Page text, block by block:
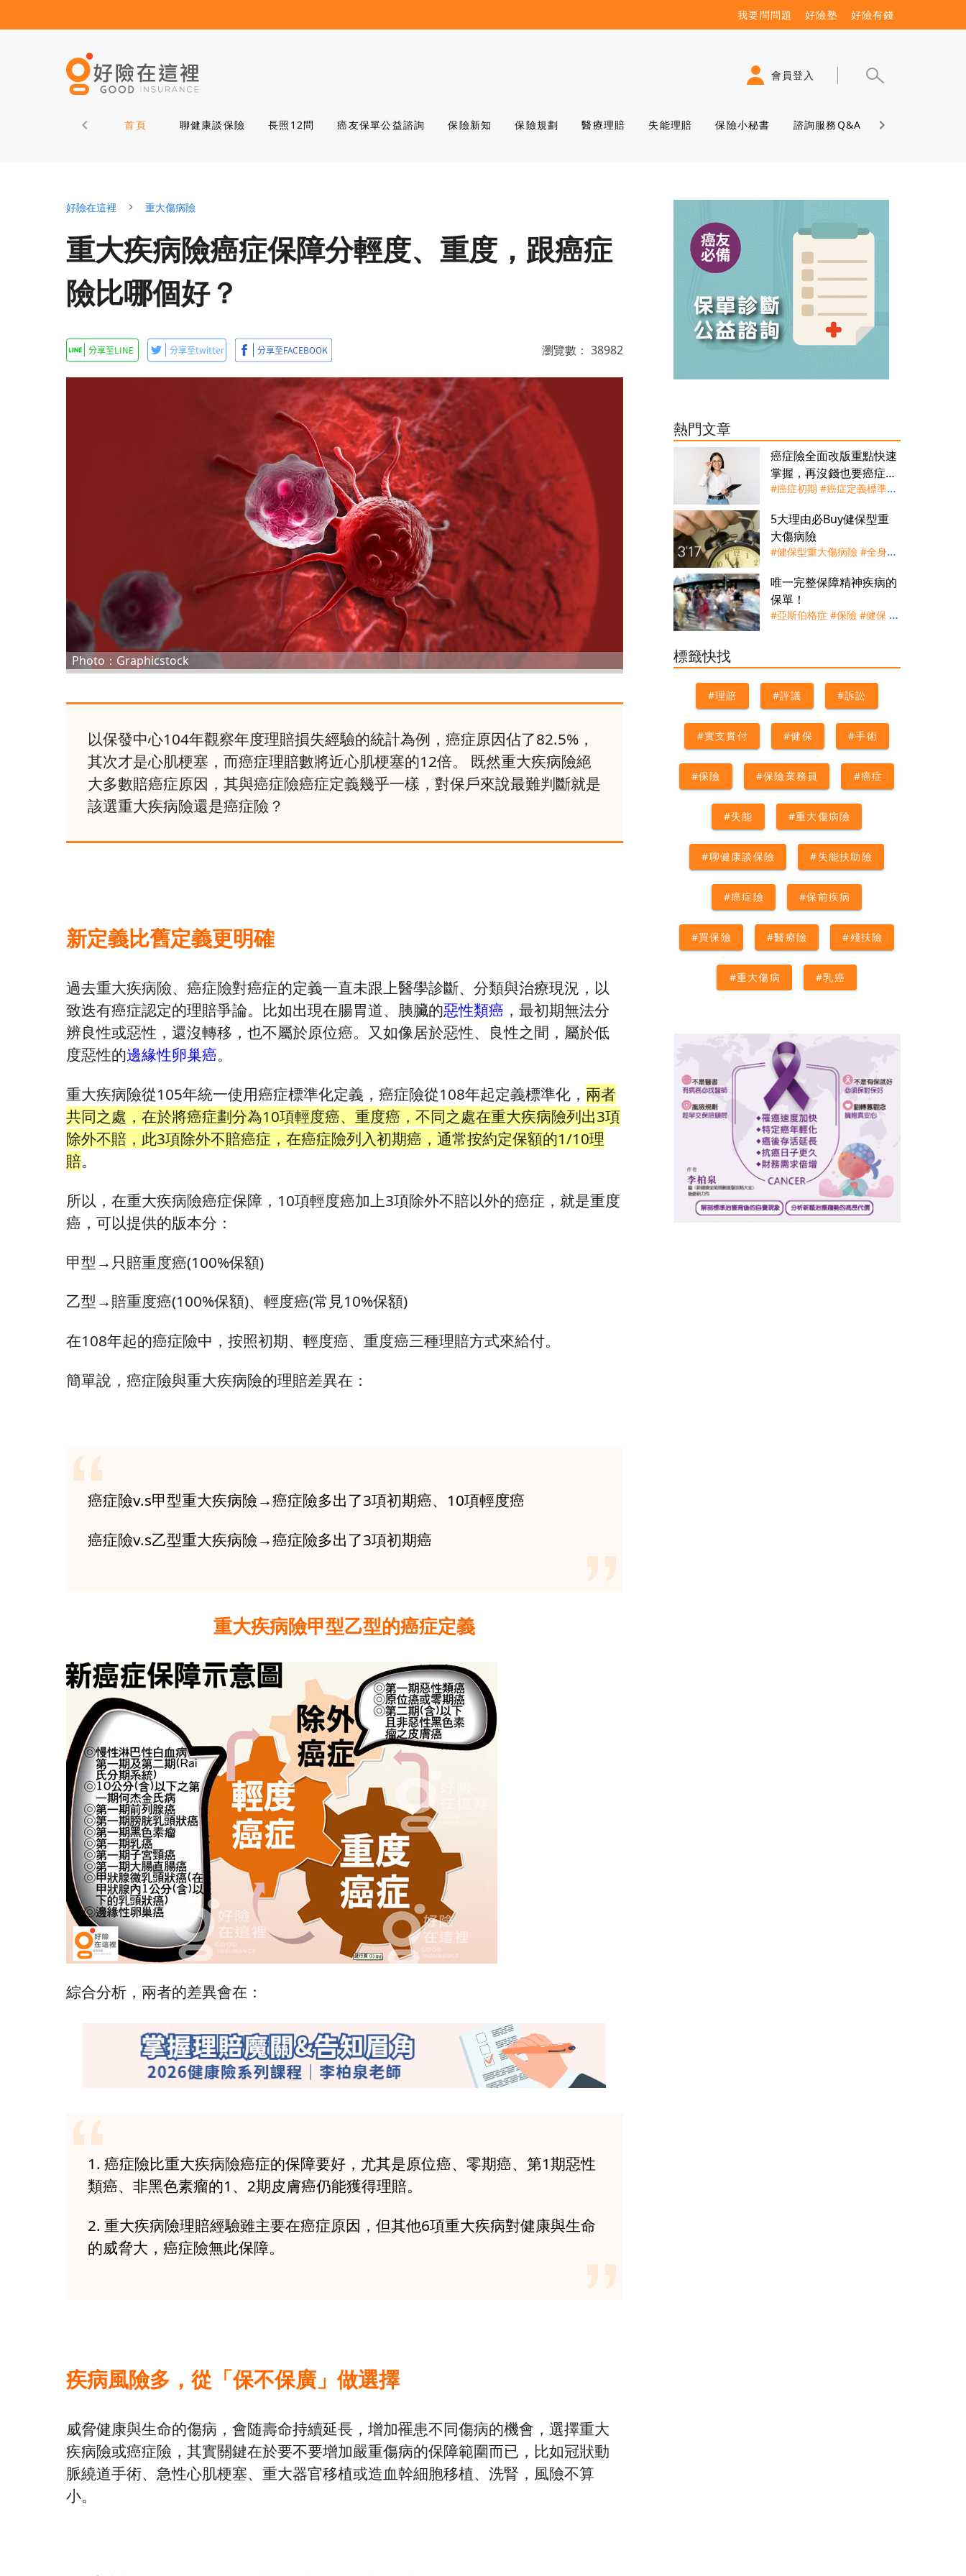
我要問問題 好險塾 好險有錢
會員登入
首頁 聊健康談保險 長照12問 癌友保單公益諮詢 保險新知 保險規劃 醫療理賠 失能理賠 保險小秘書 諮詢服務Q&A 保險學堂
好險在這裡 重大傷病險
重大疾病險癌症保障分輕度、重度，跟癌症
險比哪個好？
瀏覽數： 38982
Photo：Graphicstock
以保發中心104年觀察年度理賠損失經驗的統計為例，癌症原因佔了82.5%，
其次才是心肌梗塞，而癌症理賠數將近心肌梗塞的12倍。 既然重大疾病險絕
大多數賠癌症原因，其與癌症險癌症定義幾乎一樣，對保戶來說最難判斷就是
該選重大疾病險還是癌症險？
新定義比舊定義更明確
過去重大疾病險、癌症險對癌症的定義一直未跟上醫學診斷、分類與治療現況，以
致迭有癌症認定的理賠爭論。比如出現在腸胃道、胰臟的惡性類癌 ，最初期無法分
辨良性或惡性，還沒轉移，也不屬於原位癌。又如像居於惡性、良性之間，屬於低
度惡性的邊緣性卵巢癌。
重大疾病險從105年統一使用癌症標準化定義，癌症險從108年起定義標準化， 兩者
共同之處，在於將癌症劃分為10項輕度癌、重度癌，不同之處在重大疾病險列出3項
除外不賠，此3項除外不賠癌症，在癌症險列入初期癌，通常按約定保額的1/10理
賠。
所以，在重大疾病險癌症保障，10項輕度癌加上3項除外不賠以外的癌症，就是重度
癌，可以提供的版本分：
甲型→只賠重度癌(100%保額)
乙型→賠重度癌(100%保額)、輕度癌(常見10%保額)
在108年起的癌症險中，按照初期、輕度癌、重度癌三種理賠方式來給付。
簡單說，癌症險與重大疾病險的理賠差異在：
癌症險v.s甲型重大疾病險→癌症險多出了3項初期癌、10項輕度癌
癌症險v.s乙型重大疾病險→癌症險多出了3項初期癌
重大疾病險甲型乙型的癌症定義
綜合分析，兩者的差異會在：
1. 癌症險比重大疾病險癌症的保障要好，尤其是原位癌、零期癌、第1期惡性
類癌、非黑色素瘤的1、2期皮膚癌仍能獲得理賠。
2. 重大疾病險理賠經驗雖主要在癌症原因，但其他6項重大疾病對健康與生命
的威脅大，癌症險無此保障。
疾病風險多，從「保不保廣」做選擇
威脅健康與生命的傷病，會随壽命持續延長，增加罹患不同傷病的機會，選擇重大
疾病險或癌症險，其實關鍵在於要不要增加嚴重傷病的保障範圍而已，比如冠狀動
脈繞道手術、急性心肌梗塞、重大器官移植或造血幹細胞移植、洗腎，風險不算
小。
熱門文章
癌症險全面改版重點快速
掌握，再沒錢也要癌症保
障
#癌症初期 #癌症定義標準化
險#重大傷病險#重大疾病險
5大理由必Buy健保型重
大傷病險
#健保型重大傷病險 #全身性
洗腎#癌症#罕見疾病#腦中
風
唯一完整保障精神疾病的
保單！
#亞斯伯格症 #保險 #健保 #
神病#自閉症#買保險#躁鬱
症#重大傷病證明#重大傷病
險#重鬱症
標籤快找
#理賠 #評議 #訴訟
#實支實付 #健保 #手術
#保險 #保險業務員 #癌症
#失能 #重大傷病險
#聊健康談保險 #失能扶助險
#癌症險 #保前疾病
#買保險 #醫療險 #殘扶險
#重大傷病 #乳癌